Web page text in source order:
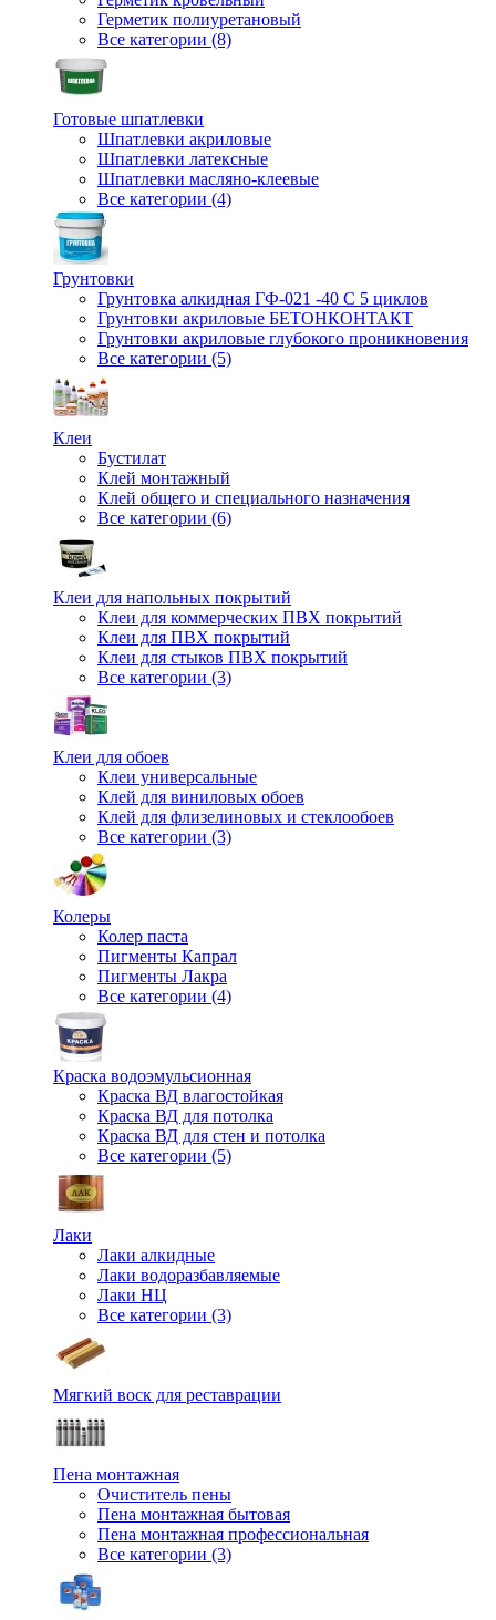
Герметик полиуретановый
Все категории (8)
Готовые шпатлевки
Шпатлевки акриловые
Шпатлевки латексные
Шпатлевки масляно-клеевые
Все категории (4)
Грунтовки
Грунтовка алкидная ГФ-021 -40 С 5 циклов
Грунтовки акриловые БЕТОНКОНТАКТ
Грунтовки акриловые глубокого проникновения
Все категории (5)
Клеи
Бустилат
Клей монтажный
Клей общего и специального назначения
Все категории (6)
Клеи для напольных покрытий
Клеи для коммерческих ПВХ покрытий
Клеи для ПВХ покрытий
Клеи для стыков ПВХ покрытий
Все категории (3)
Клеи для обоев
Клеи универсальные
Клей для виниловых обоев
Клей для флизелиновых и стеклообоев
Все категории (3)
Колеры
Колер паста
Пигменты Капрал
Пигменты Лакра
Все категории (4)
Краска водоэмульсионная
Краска ВД влагостойкая
Краска ВД для потолка
Краска ВД для стен и потолка
Все категории (5)
Лаки
Лаки алкидные
Лаки водоразбавляемые
Лаки НЦ
Все категории (3)
Мягкий воск для реставрации
Пена монтажная
Очиститель пены
Пена монтажная бытовая
Пена монтажная профессиональная
Все категории (3)